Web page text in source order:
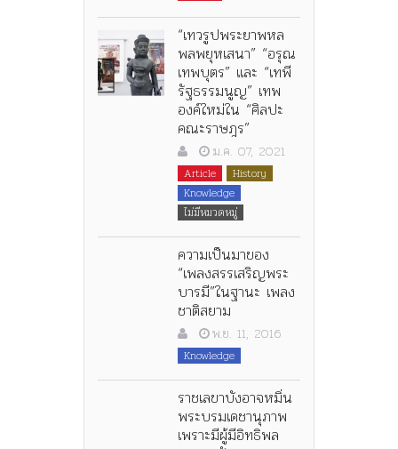
“เทวรูปพระยาพหล
พลพยุหเสนา” “อรุณ
เทพบุตร” และ “เทพี
รัฐธรรมนูญ” เทพ
องค์ใหม่ใน “ศิลปะ
คณะราษฎร”
ม.ค. 07, 2021
Article
History
Knowledge
ไม่มีหมวดหมู่
ความเป็นมาของ
“เพลงสรรเสริญพระ
บารมี”ในฐานะ เพลง
ชาติสยาม
พ.ย. 11, 2016
Knowledge
ราชเลขาบังอาจหมิ่น
พระบรมเดชานุภาพ
เพราะมีผู้มีอิทธิพล